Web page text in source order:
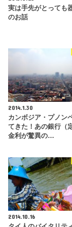
実は手先がとっても
のお話
2014.1.30
カンボジア・プノン
てきた！あの銀行（
金利が驚異の…
2014.10.16